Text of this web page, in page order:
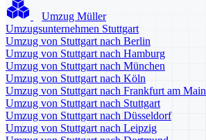
Umzug Müller
Umzugsunternehmen Stuttgart
Umzug von Stuttgart nach Berlin
Umzug von Stuttgart nach Hamburg
Umzug von Stuttgart nach München
Umzug von Stuttgart nach Köln
Umzug von Stuttgart nach Frankfurt am Main
Umzug von Stuttgart nach Stuttgart
Umzug von Stuttgart nach Düsseldorf
Umzug von Stuttgart nach Leipzig